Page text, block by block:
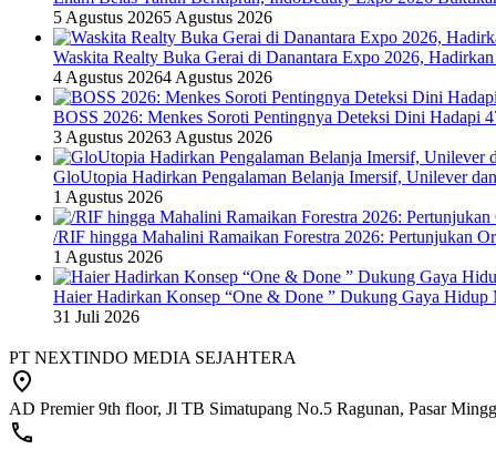
5 Agustus 20265 Agustus 2026
Waskita Realty Buka Gerai di Danantara Expo 2026,
4 Agustus 20264 Agustus 2026
BOSS 2026: Menkes Soroti Pentingnya Deteksi Dini Hadapi
3 Agustus 20263 Agustus 2026
GloUtopia Hadirkan Pengalaman Belanja Imersif, Unilever
1 Agustus 2026
/RIF hingga Mahalini Ramaikan Forestra 2026: Pertunjukan
1 Agustus 2026
Haier Hadirkan Konsep “One & Done ” Dukung Gaya Hidup
31 Juli 2026
PT NEXTINDO MEDIA SEJAHTERA
AD Premier 9th floor, Jl TB Simatupang No.5 Ragunan, Pasar